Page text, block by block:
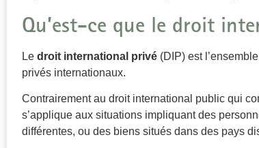
Qu’est-ce que le droit
Ledroit international privé (DIP) est
privés internationaux.
Contrairement au droit international public qui
s’applique aux situations impliquant des
différentes, ou des biens situés dans des pays